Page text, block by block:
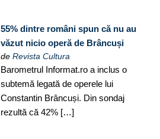
55% dintre români spun că nu au
văzut nicio operă de Brâncuși
deRevista Cultura
Barometrul Informat.ro a inclus o
subtemă legată de operele lui
Constantin Brâncuși. Din sondaj
rezultă că 42% […]